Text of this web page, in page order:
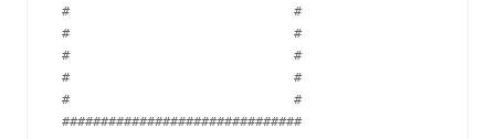
#                             #
#                             #
#                             #
#                             #
#                             #